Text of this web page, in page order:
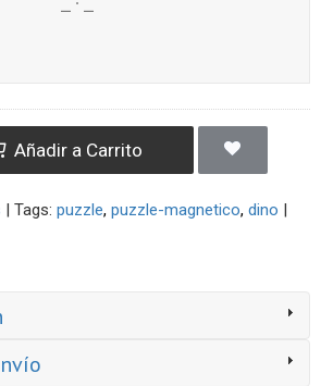
Añadir a Carrito
| Tags: puzzle puzzle-magnetico dino |